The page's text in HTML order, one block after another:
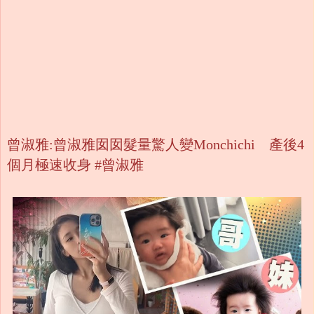
曾淑雅:曾淑雅囡囡髮量驚人變Monchichi 產後4
個月極速收身 #曾淑雅